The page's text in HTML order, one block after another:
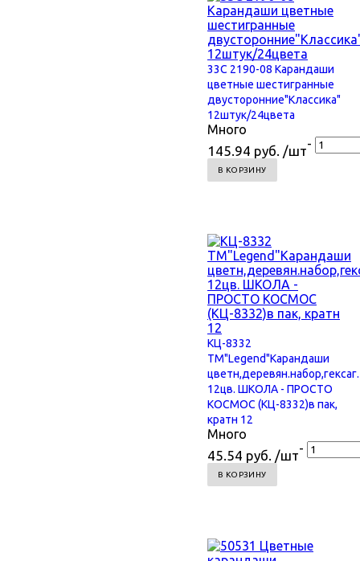
33С 2190-08 Карандаши
цветные шестигранные
двусторонние"Классика"
12штук/24цвета
Много
145.94 руб. /шт-
В КОРЗИНУ
КЦ-8332
TM"Legend"Карандаши
цветн,деревян.набор,гексаг.
12цв. ШКОЛА - ПРОСТО
КОСМОС (КЦ-8332)в пак,
кратн 12
Много
45.54 руб. /шт-
В КОРЗИНУ